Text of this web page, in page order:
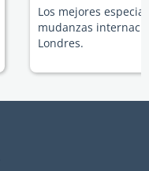
Los mejores
mudanzas
Londres.